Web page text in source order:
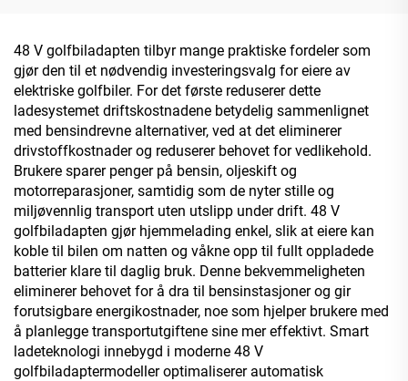
48 V golfbiladapten tilbyr mange praktiske fordeler som
gjør den til et nødvendig investeringsvalg for eiere av
elektriske golfbiler. For det første reduserer dette
ladesystemet driftskostnadene betydelig sammenlignet
med bensindrevne alternativer, ved at det eliminerer
drivstoffkostnader og reduserer behovet for vedlikehold.
Brukere sparer penger på bensin, oljeskift og
motorreparasjoner, samtidig som de nyter stille og
miljøvennlig transport uten utslipp under drift. 48 V
golfbiladapten gjør hjemmelading enkel, slik at eiere kan
koble til bilen om natten og våkne opp til fullt oppladede
batterier klare til daglig bruk. Denne bekvemmeligheten
eliminerer behovet for å dra til bensinstasjoner og gir
forutsigbare energikostnader, noe som hjelper brukere med
å planlegge transportutgiftene sine mer effektivt. Smart
ladeteknologi innebygd i moderne 48 V
golfbiladaptermodeller optimaliserer automatisk